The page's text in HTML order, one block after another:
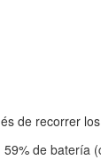
de recorrer
de batería